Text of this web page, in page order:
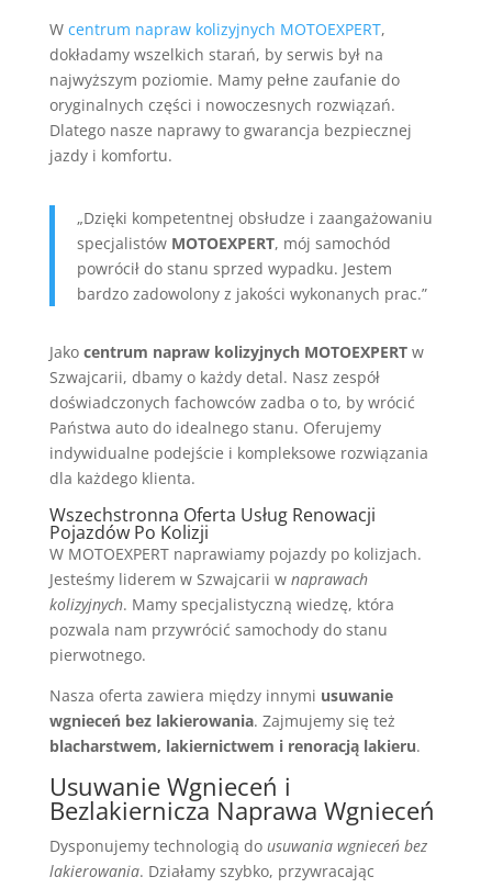
W centrum napraw kolizyjnych MOTOEXPERT,
dokładamy wszelkich starań, by serwis był na
najwyższym poziomie. Mamy pełne zaufanie do
oryginalnych części i nowoczesnych rozwiązań.
Dlatego nasze naprawy to gwarancja bezpiecznej
jazdy i komfortu.
„Dzięki kompetentnej obsłudze i zaangażowaniu
specjalistów MOTOEXPERT, mój samochód
powrócił do stanu sprzed wypadku. Jestem
bardzo zadowolony z jakości wykonanych prac.”
Jako centrum napraw kolizyjnych MOTOEXPERTw
Szwajcarii, dbamy o każdy detal. Nasz zespół
doświadczonych fachowców zadba o to, by wrócić
Państwa auto do idealnego stanu. Oferujemy
indywidualne podejście i kompleksowe rozwiązania
dla każdego klienta.
Wszechstronna Oferta Usług Renowacji
Pojazdów Po Kolizji
W MOTOEXPERT naprawiamy pojazdy po kolizjach.
Jesteśmy liderem w Szwajcarii w naprawach
kolizyjnych. Mamy specjalistyczną wiedzę, która
pozwala nam przywrócić samochody do stanu
pierwotnego.
Nasza oferta zawiera między innymi usuwanie
wgnieceń bez lakierowania. Zajmujemy się też
blacharstwem, lakiernictwem i renoracją lakieru.
Usuwanie Wgnieceń i
Bezlakiernicza Naprawa Wgnieceń
Dysponujemy technologią do usuwania wgnieceń bez
lakierowania. Działamy szybko, przywracając